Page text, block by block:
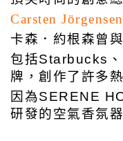
Carsten
卡森．約根森曾
包括Starbucks
牌，創作了許多
因為SERENE
研發的空氣香氛